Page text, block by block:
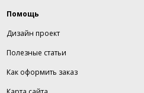
Помощь
Дизайн проект
Полезные статьи
Как оформить заказ